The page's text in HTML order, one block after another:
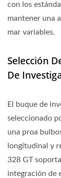
con los
mantener una
mar variables.
Selección
De
El buque de
seleccionado
una proa
longitudinal y
328 GT
integración de